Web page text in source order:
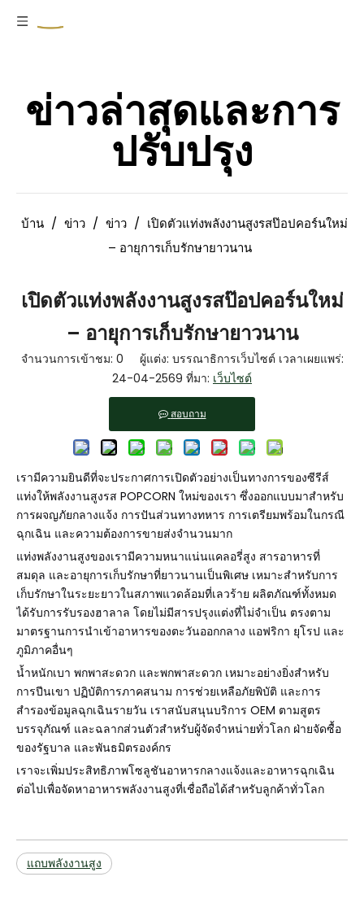
ข่าวล่าสุดและการ
ปรับปรุง
บ้าน / ข่าว / ข่าว / เปิดตัวแท่งพลังงานสูงรสป๊อปคอร์นใหม่
– อายุการเก็บรักษายาวนาน
เปิดตัวแท่งพลังงานสูงรสป๊อปคอร์นใหม่
– อายุการเก็บรักษายาวนาน
จำนวนการเข้าชม: 0 ผู้แต่ง: บรรณาธิการเว็บไซต์ เวลาเผยแพร่:
24-04-2569 ที่มา: เว็บไซต์
สอบถาม
เรามีความยินดีที่จะประกาศการเปิดตัวอย่างเป็นทางการของซีรีส์
แท่งให้พลังงานสูงรส POPCORN ใหม่ของเรา ซึ่งออกแบบมาสำหรับ
การผจญภัยกลางแจ้ง การปันส่วนทางทหาร การเตรียมพร้อมในกรณี
ฉุกเฉิน และความต้องการขายส่งจำนวนมาก
แท่งพลังงานสูงของเรามีความหนาแน่นแคลอรี่สูง สารอาหารที่
สมดุล และอายุการเก็บรักษาที่ยาวนานเป็นพิเศษ เหมาะสำหรับการ
เก็บรักษาในระยะยาวในสภาพแวดล้อมที่เลวร้าย ผลิตภัณฑ์ทั้งหมด
ได้รับการรับรองฮาลาล โดยไม่มีสารปรุงแต่งที่ไม่จำเป็น ตรงตาม
มาตรฐานการนำเข้าอาหารของตะวันออกกลาง แอฟริกา ยุโรป และ
ภูมิภาคอื่นๆ
น้ำหนักเบา พกพาสะดวก และพกพาสะดวก เหมาะอย่างยิ่งสำหรับ
การปีนเขา ปฏิบัติการภาคสนาม การช่วยเหลือภัยพิบัติ และการ
สำรองข้อมูลฉุกเฉินรายวัน เราสนับสนุนบริการ OEM ตามสูตร
บรรจุภัณฑ์ และฉลากส่วนตัวสำหรับผู้จัดจำหน่ายทั่วโลก ฝ่ายจัดซื้อ
ของรัฐบาล และพันธมิตรองค์กร
เราจะเพิ่มประสิทธิภาพโซลูชันอาหารกลางแจ้งและอาหารฉุกเฉิน
ต่อไปเพื่อจัดหาอาหารพลังงานสูงที่เชื่อถือได้สำหรับลูกค้าทั่วโลก
แถบพลังงานสูง